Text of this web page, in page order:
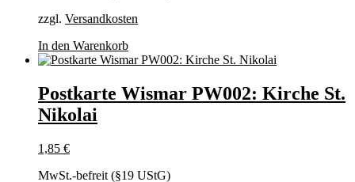
zzgl. Versandkosten
In den Warenkorb
Postkarte Wismar PW002: Kirche St.
Nikolai
1,85 €
MwSt.-befreit (§19 UStG)